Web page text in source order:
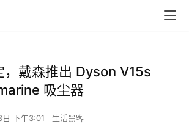
，戴森推出 Dyson V15s
吸尘器
下午3:01 生活黑客